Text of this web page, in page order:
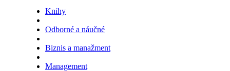
Knihy
Odborné a náučné
Biznis a manažment
Management